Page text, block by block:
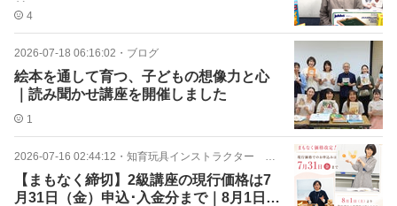
答え
4
2026-07-18 06:16:02 ・ ブログ
絵本を通して育つ、子どもの想像力と心
｜読み聞かせ講座を開催しました
1
2026-07-16 02:44:12 ・ 知育玩具インストラクター 資格取得
【まもなく締切】2級講座の現行価格は7
月31日（金）申込･入金分まで｜8月1日よ